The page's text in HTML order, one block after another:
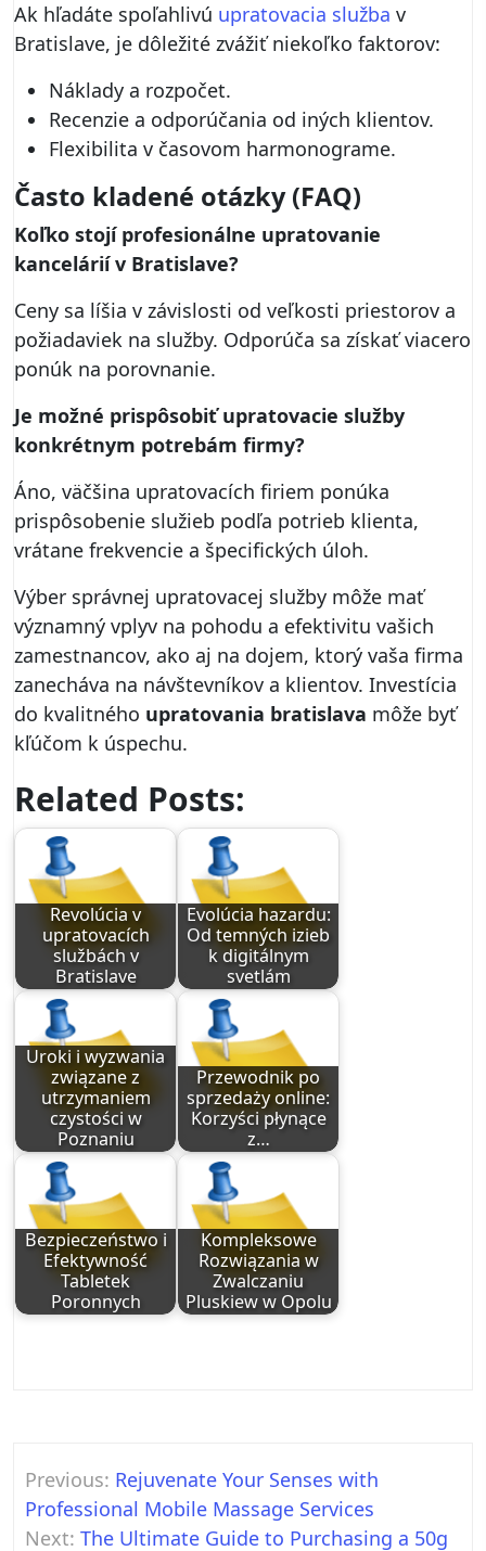
Ak hľadáte spoľahlivú upratovacia služba v
Bratislave, je dôležité zvážiť niekoľko faktorov:
Náklady a rozpočet.
Recenzie a odporúčania od iných klientov.
Flexibilita v časovom harmonograme.
Často kladené otázky (FAQ)
Koľko stojí profesionálne upratovanie
kancelárií v Bratislave?
Ceny sa líšia v závislosti od veľkosti priestorov a
požiadaviek na služby. Odporúča sa získať viacero
ponúk na porovnanie.
Je možné prispôsobiť upratovacie služby
konkrétnym potrebám firmy?
Áno, väčšina upratovacích firiem ponúka
prispôsobenie služieb podľa potrieb klienta,
vrátane frekvencie a špecifických úloh.
Výber správnej upratovacej služby môže mať
významný vplyv na pohodu a efektivitu vašich
zamestnancov, ako aj na dojem, ktorý vaša firma
zanecháva na návštevníkov a klientov. Investícia
do kvalitného upratovania bratislava môže byť
kľúčom k úspechu.
Related Posts:
Revolúcia v
upratovacích
službách v
Bratislave
Evolúcia hazardu:
Od temných izieb
k digitálnym
svetlám
Uroki i wyzwania
związane z
utrzymaniem
czystości w
Poznaniu
Przewodnik po
sprzedaży online:
Korzyści płynące
z…
Bezpieczeństwo i
Efektywność
Tabletek
Poronnych
Kompleksowe
Rozwiązania w
Zwalczaniu
Pluskiew w Opolu
Post
navigation
Previous: Rejuvenate Your Senses with
Professional Mobile Massage Services
Next: The Ultimate Guide to Purchasing a 50g